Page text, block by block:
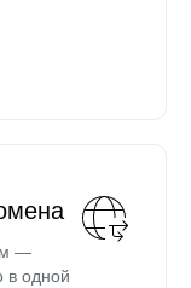
—
в одной